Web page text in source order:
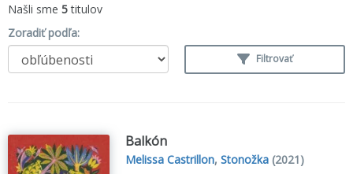
Našli sme 5titulov
Zoradiť podľa:
Filtrovať
Balkón
Melissa Castrillon,Stonožka (2021)